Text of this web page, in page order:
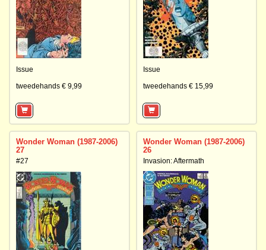
Issue
tweedehands € 9,99
Issue
tweedehands € 15,99
Wonder Woman (1987-2006)
27
#27
Wonder Woman (1987-2006)
26
Invasion: Aftermath